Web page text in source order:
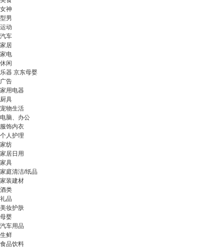
女神
型男
运动
汽车
家居
家电
休闲
乐器 京东母婴
广告
家用电器
厨具
宠物生活
电脑、办公
服饰内衣
个人护理
家纺
家居日用
家具
家庭清洁/纸品
家装建材
酒类
礼品
美妆护肤
母婴
汽车用品
生鲜
食品饮料